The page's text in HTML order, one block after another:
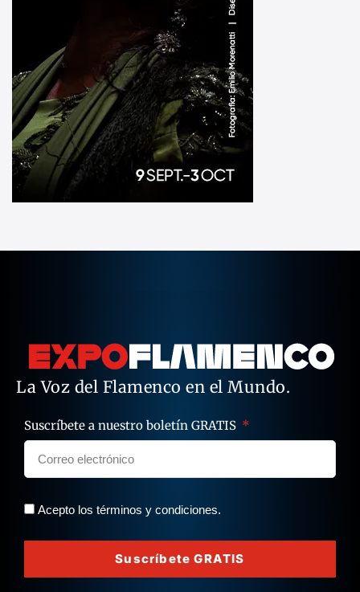
La Voz del Flamenco en el Mundo.
Suscríbete a nuestro boletín GRATIS
Acepto los términos y condiciones.
Suscríbete GRATIS